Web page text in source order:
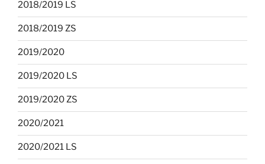
2018/2019 LS
2018/2019 ZS
2019/2020
2019/2020 LS
2019/2020 ZS
2020/2021
2020/2021 LS